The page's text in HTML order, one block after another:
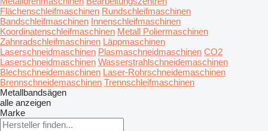
Flächenschleifmaschinen Rundschleifmaschinen
Bandschleifmaschinen Innenschleifmaschinen
Koordinatenschleifmaschinen Metall Poliermaschinen
Zahnradschleifmaschinen Läppmaschinen
Laserschneidmaschinen Plasmaschneidmaschinen CO2
Laserschneidmaschinen Wasserstrahlschneidemaschinen
Blechschneidemaschinen Laser-Rohrschneidemaschinen
Brennschneidemaschinen Trennschleifmaschinen
Metallbandsägen
alle anzeigen
Marke